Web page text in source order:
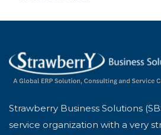
Strawberry Business Solutions
service organization with a very